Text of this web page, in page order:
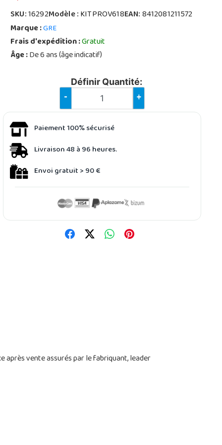
SKU:16292Modèle :KITPROV618EAN:8412081211572
Marque :GRE
Frais d'expédition :Gratuit
Âge :De 6 ans (âge indicatif)
Définir Quantité:
- +
Paiement 100% sécurisé
Livraison 48 à 96 heures.
Envoi gratuit > 90 €
après vente assurés par le fabriquant, leader